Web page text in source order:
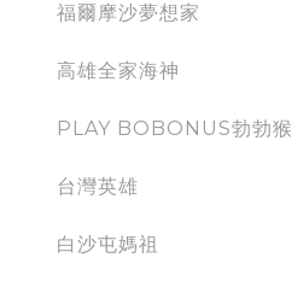
福爾摩沙夢想家
高雄全家海神
PLAY BOBONUS勃勃猴
台灣英雄
白沙屯媽祖